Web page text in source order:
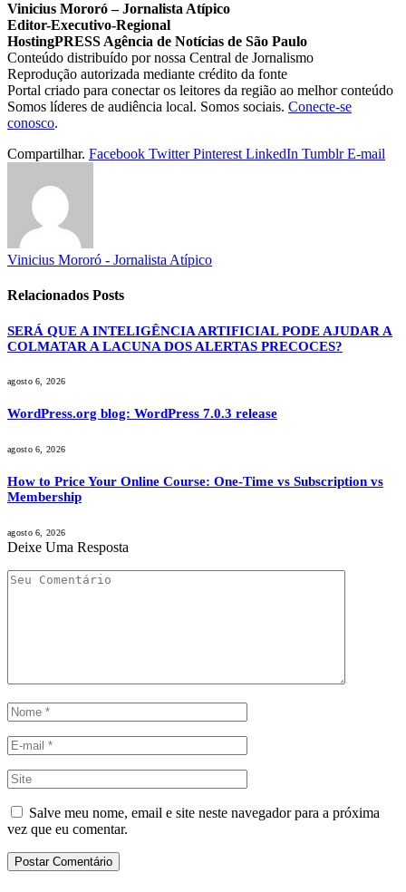
Vinicius Mororó – Jornalista Atípico
Editor-Executivo-Regional
HostingPRESS Agência de Notícias de São Paulo
Conteúdo distribuído por nossa Central de Jornalismo
Reprodução autorizada mediante crédito da fonte
Portal criado para conectar os leitores da região ao melhor conteúdo
Somos líderes de audiência local. Somos sociais. Conecte-se
conosco.
Compartilhar. Facebook Twitter Pinterest LinkedIn Tumblr E-mail
Vinicius Mororó - Jornalista Atípico
Relacionados Posts
SERÁ QUE A INTELIGÊNCIA ARTIFICIAL PODE AJUDAR A
COLMATAR A LACUNA DOS ALERTAS PRECOCES?
agosto 6, 2026
WordPress.org blog: WordPress 7.0.3 release
agosto 6, 2026
How to Price Your Online Course: One-Time vs Subscription vs
Membership
agosto 6, 2026
Deixe Uma Resposta
Salve meu nome, email e site neste navegador para a próxima
vez que eu comentar.